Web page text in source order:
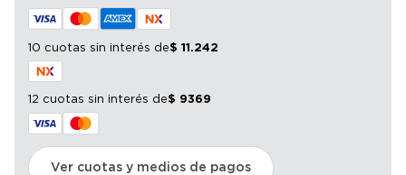
10 cuotas sin interés de$ 11 .242
12 cuotas sin interés de$ 9369
Ver cuotas y medios de pagos